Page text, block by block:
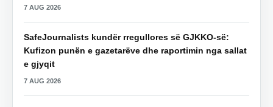
7 AUG 2026
SafeJournalists kundër rregullores së GJKKO-së:
Kufizon punën e gazetarëve dhe raportimin nga sallat
e gjyqit
7 AUG 2026